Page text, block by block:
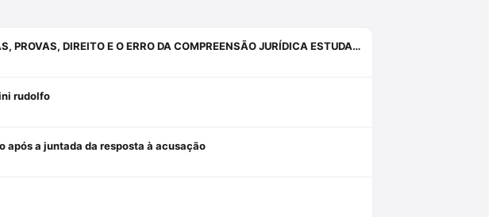
INQUIETAÇÕES, ANGÚSTIAS, SISTEMAS, PROVAS, DIREITO E O ERRO DA COMPREENSÃO JURÍDICA ESTUDANDO APENAS O DIREITO.
rudolfo
a juntada da resposta à acusação